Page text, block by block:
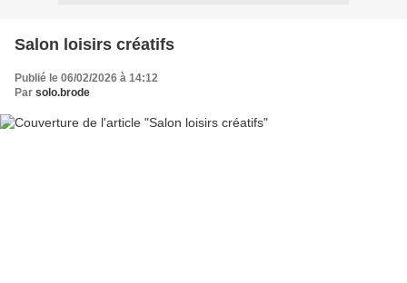
Salon loisirs créatifs
Publié le 06/02/2026 à 14:12
Par solo.brode